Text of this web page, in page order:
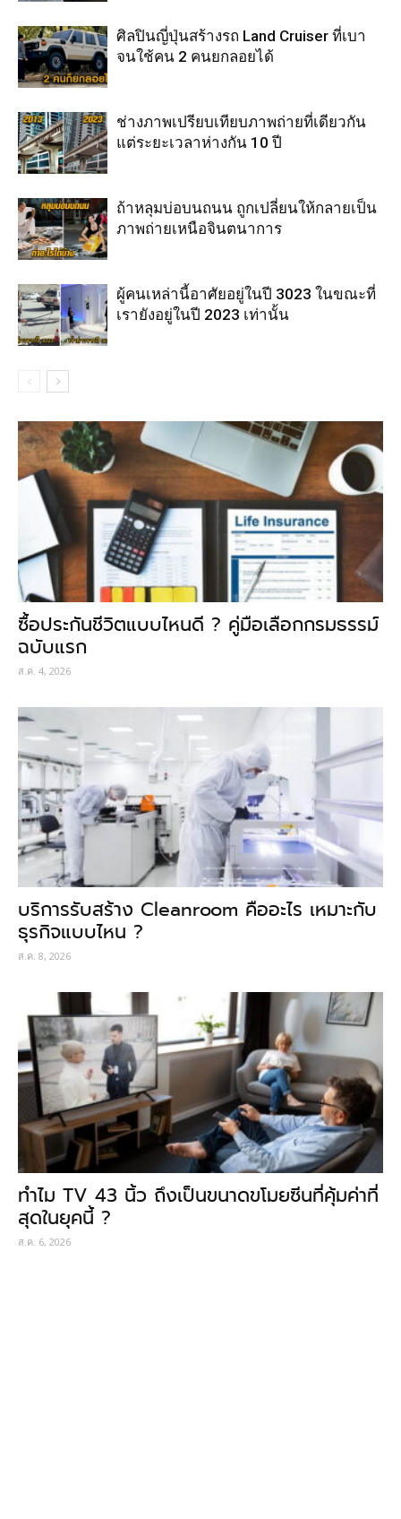
ศิลปินญี่ปุ่นสร้างรถ Land Cruiser ที่เบา
จนใช้คน 2 คนยกลอยได้
ช่างภาพเปรียบเทียบภาพถ่ายที่เดียวกัน
แต่ระยะเวลาห่างกัน 10 ปี
ถ้าหลุมบ่อบนถนน ถูกเปลี่ยนให้กลายเป็น
ภาพถ่ายเหนือจินตนาการ
ผู้คนเหล่านี้อาศัยอยู่ในปี 3023 ในขณะที่
เรายังอยู่ในปี 2023 เท่านั้น
ซื้อประกันชีวิตแบบไหนดี ? คู่มือเลือกกรมธรรม์
ฉบับแรก
ส.ค. 4, 2026
บริการรับสร้าง Cleanroom คืออะไร เหมาะกับ
ธุรกิจแบบไหน ?
ส.ค. 8, 2026
ทำไม TV 43 นิ้ว ถึงเป็นขนาดขโมยซีนที่คุ้มค่าที่
สุดในยุคนี้ ?
ส.ค. 6, 2026